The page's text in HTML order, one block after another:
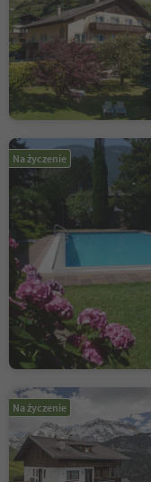
Na życzenie
Na życzenie